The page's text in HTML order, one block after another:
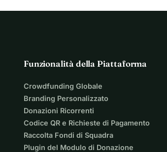
Funzionalità della Piattaforma
Crowdfunding Globale
Branding Personalizzato
Donazioni Ricorrenti
Codice QR e Richieste di Pagamento
Raccolta Fondi di Squadra
Plugin del Modulo di Donazione